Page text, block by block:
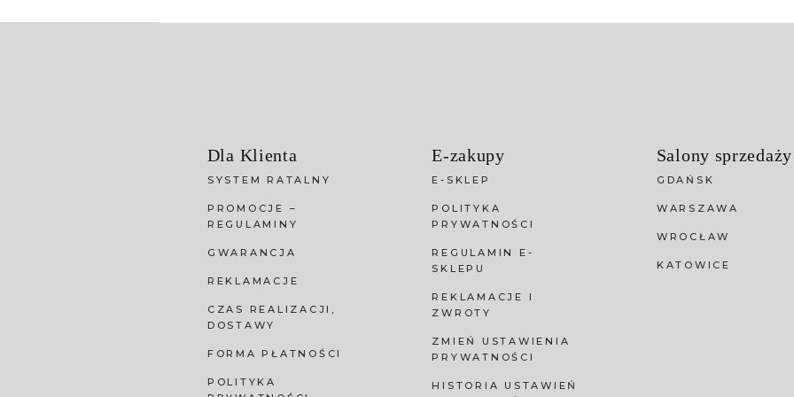
Dla Klienta
SYSTEM RATALNY
PROMOCJE –
REGULAMINY
GWARANCJA
REKLAMACJE
CZAS REALIZACJI,
DOSTAWY
FORMA PŁATNOŚCI
POLITYKA
E-zakupy
E-SKLEP
POLITYKA
PRYWATNOŚCI
REGULAMIN E-
SKLEPU
REKLAMACJE I
ZWROTY
ZMIEŃ USTAWIENIA
PRYWATNOŚCI
HISTORIA USTAWIEŃ
Salony sprzedaży
GDAŃSK
WARSZAWA
WROCŁAW
KATOWICE